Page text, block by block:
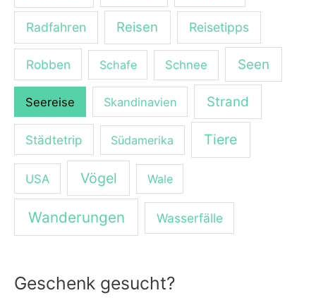
Radfahren Reisen Reisetipps
Robben Schafe Schnee Seen
Seereise Skandinavien Strand
Städtetrip Südamerika Tiere
USA Vögel Wale
Wanderungen Wasserfälle
Geschenk gesucht?